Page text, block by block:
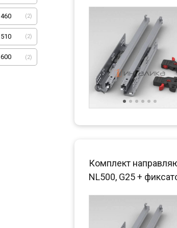
460 (2)
510 (2)
600 (2)
Комплект
NL500, G25 +